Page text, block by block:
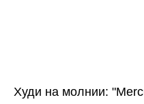
Худи на молнии: